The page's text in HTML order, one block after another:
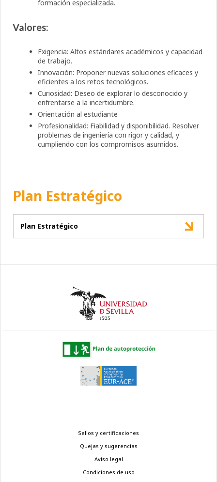
formación especializada.
Valores:
Exigencia: Altos estándares académicos y capacidad
de trabajo.
Innovación: Proponer nuevas soluciones eficaces y
eficientes a los retos tecnológicos.
Curiosidad: Deseo de explorar lo desconocido y
enfrentarse a la incertidumbre.
Orientación al estudiante
Profesionalidad: Fiabilidad y disponibilidad. Resolver
problemas de ingeniería con rigor y calidad, y
cumpliendo con los compromisos asumidos.
Plan Estratégico
Plan Estratégico
Sellos y certificaciones
Quejas y sugerencias
Aviso legal
Condiciones de uso